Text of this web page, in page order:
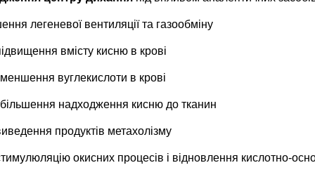
легеневої вентиляції та газообміну
вмісту кисню в крові
вугле­кислоти в крові
надходження кис­ню до тканин
продуктів мета­холізму
окисних процесів і віднов­лення кислотно-